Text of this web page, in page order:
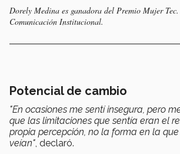
Dorely Medina es ganadora del Premio Mujer
Comunicación Institucional.
Potencial de cambio
"En ocasiones me sentí insegura, pero
que las limitaciones que sentía eran el
propia percepción, no la forma en la
veían", declaró.